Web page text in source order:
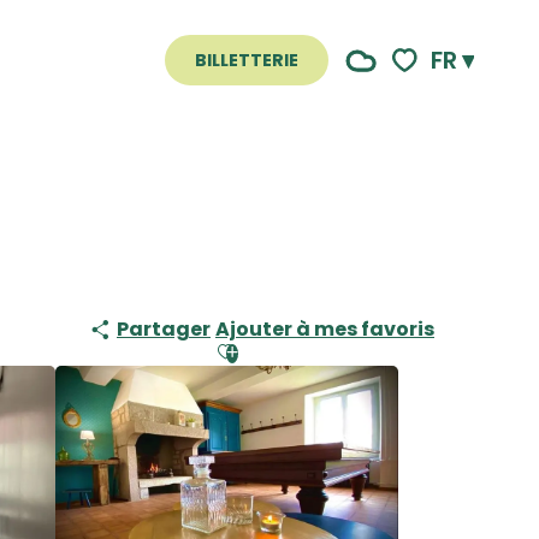
BILLETTERIE FR
PartagerAjouter aux favoris
Ajouter à mes favoris